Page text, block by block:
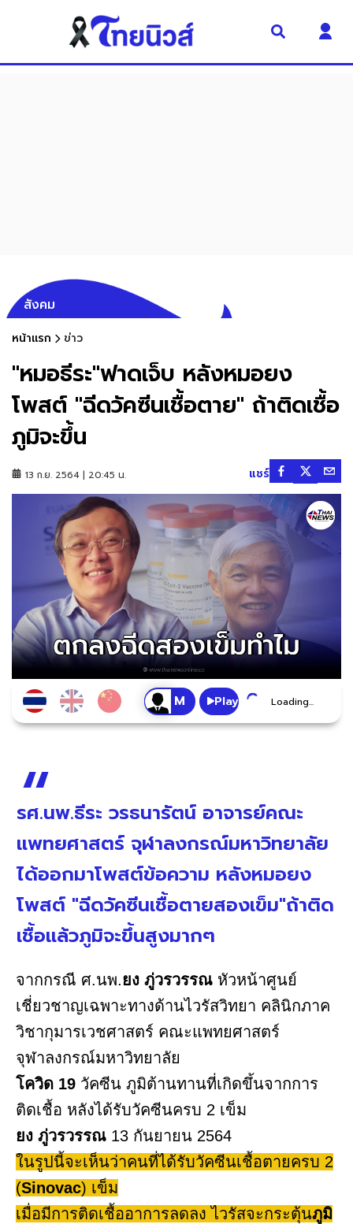
สังคม
หน้าแรก ข่าว
"หมอธีระ"ฟาดเจ็บ หลังหมอยง
โพสต์ "ฉีดวัคซีนเชื้อตาย" ถ้าติดเชื้อ
ภูมิจะขึ้น
13 ก.ย. 2564 | 20:45 น. แชร์
Play Loading...
รศ.นพ.ธีระ วรธนารัตน์ อาจารย์คณะ
แพทยศาสตร์ จุฬาลงกรณ์มหาวิทยาลัย
ได้ออกมาโพสต์ข้อความ หลังหมอยง
โพสต์ "ฉีดวัคซีนเชื้อตายสองเข็ม"ถ้าติด
เชื้อแล้วภูมิจะขึ้นสูงมากๆ
จากกรณี ศ.นพ.ยง ภู่วรวรรณ หัวหน้าศูนย์
เชี่ยวชาญเฉพาะทางด้านไวรัสวิทยา คลินิกภาค
วิชากุมารเวชศาสตร์ คณะแพทยศาสตร์
จุฬาลงกรณ์มหาวิทยาลัย
โควิด 19 วัคซีน ภูมิต้านทานที่เกิดขึ้นจากการ
ติดเชื้อ หลังได้รับวัคซีนครบ 2 เข็ม
ยง ภู่วรวรรณ 13 กันยายน 2564
ในรูปนี้จะเห็นว่าคนที่ได้รับวัคซีนเชื้อตายครบ 2
(Sinovac) เข็ม
เมื่อมีการติดเชื้ออาการลดลง ไวรัสจะกระตุ้นภูมิ